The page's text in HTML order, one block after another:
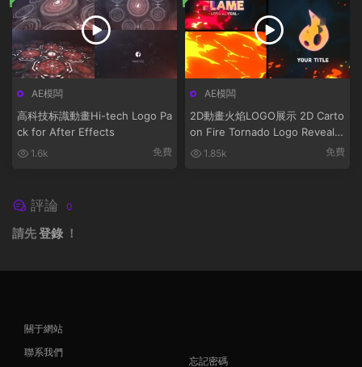
AE模闆
高科技标識動畫Hi-tech Logo Pa
ck for After Effects
1.6k 免費
AE模闆
2D動畫火焰LOGO展示 2D Carto
on Fire Tornado Logo Reveals
[After Effects]
1.85k 免費
評論 0
請先登錄 ！
關于網站
聯系我們
忘記密碼